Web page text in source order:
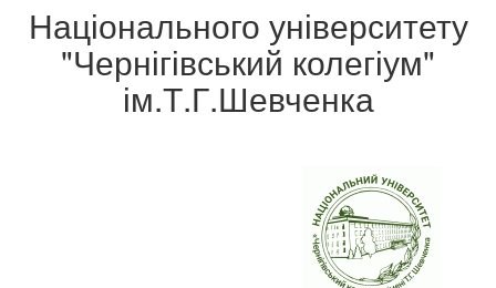
Національного університету
"Чернігівський колегіум"
ім.Т.Г.Шевченка